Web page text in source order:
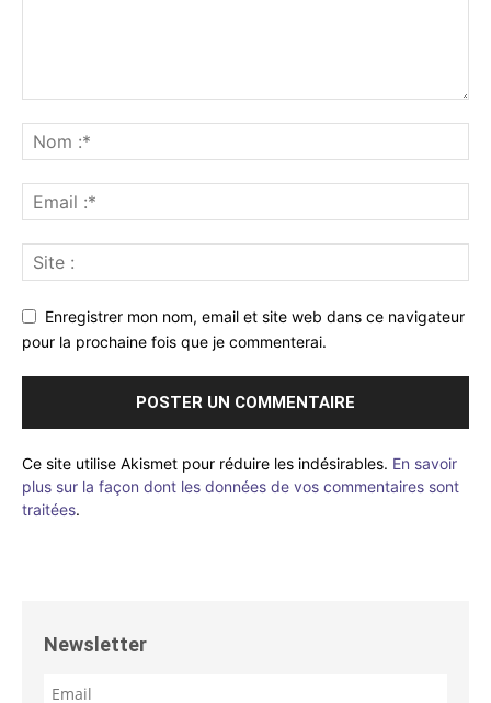
Enregistrer mon nom, email et site web dans ce navigateur
pour la prochaine fois que je commenterai.
Ce site utilise Akismet pour réduire les indésirables. En savoir
plus sur la façon dont les données de vos commentaires sont
traitées.
Newsletter